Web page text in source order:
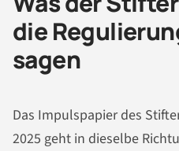
die
sagen
Das Impulspapier des
2025 geht in dieselbe